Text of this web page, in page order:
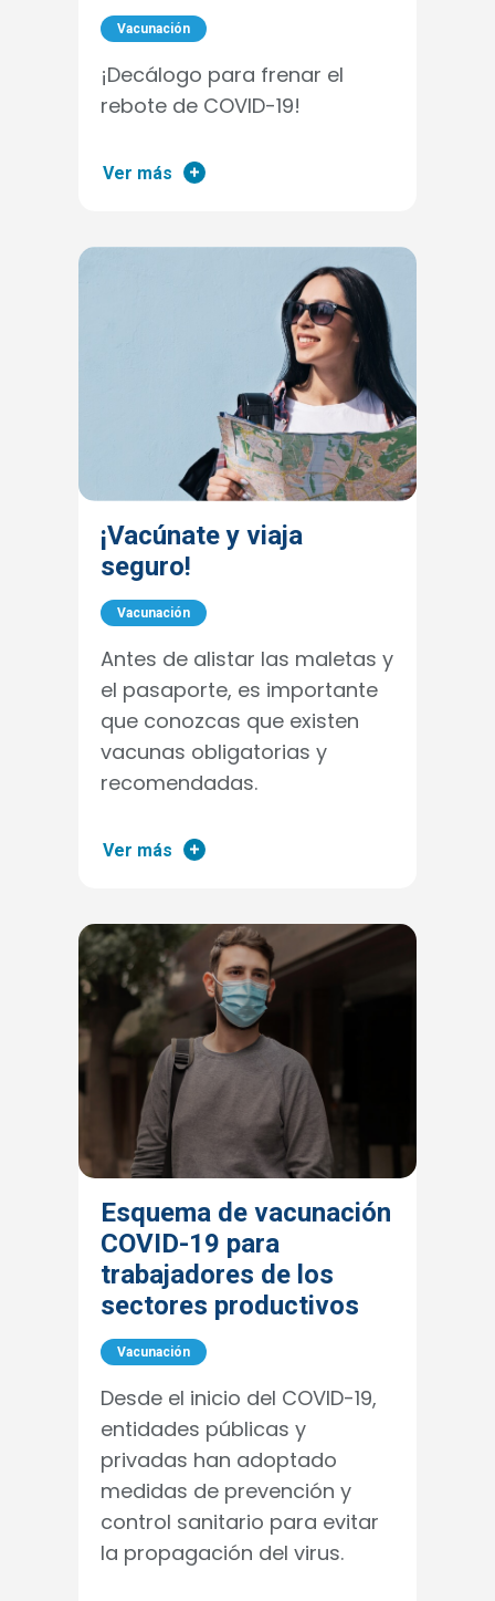
Vacunación
¡Decálogo para frenar el
rebote de COVID-19!
Ver más
¡Vacúnate y viaja
seguro!
Vacunación
Antes de alistar las maletas y
el pasaporte, es importante
que conozcas que existen
vacunas obligatorias y
recomendadas.
Ver más
Esquema de vacunación
COVID-19 para
trabajadores de los
sectores productivos
Vacunación
Desde el inicio del COVID-19,
entidades públicas y
privadas han adoptado
medidas de prevención y
control sanitario para evitar
la propagación del virus.